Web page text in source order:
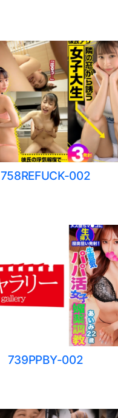
758REFUCK-002
739PPBY-002